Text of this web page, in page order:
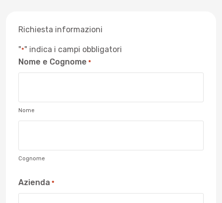
Richiesta informazioni
"*" indica i campi obbligatori
Nome e Cognome *
Nome
Cognome
Azienda *